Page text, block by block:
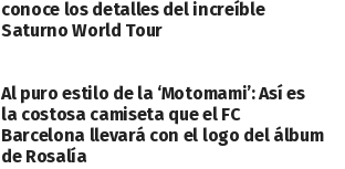
conoce los detalles del increíble
Saturno World Tour
Al puro estilo de la ‘Motomami’: Así es
la costosa camiseta que el FC
Barcelona llevará con el logo del álbum
de Rosalía